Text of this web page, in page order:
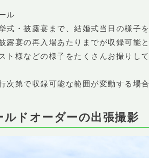
ル
式・披露宴まで、結婚式当日の様子
露宴の再入場あたりまでが収録可能と
ト様などの様子をたくさんお撮りし
次第で収録可能な範囲が変動する場
ドオーダーの出張撮影